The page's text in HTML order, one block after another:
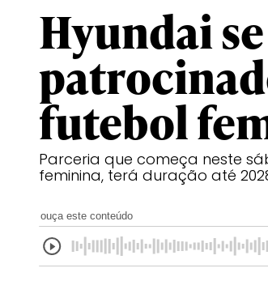
Hyundai
futebol
Parceria que começa neste
feminina, terá duração até
ouça este conteúdo